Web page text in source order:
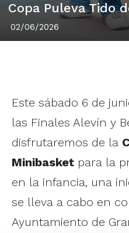
Copa Puleva Tido
02/06/2026
Este sábado 6 de
las Finales Alevín y
disfrutaremos de la
Minibasket para la
en la infancia, una
se lleva a cabo en
Ayuntamiento de